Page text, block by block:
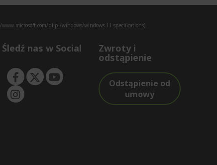
pl-pl/windows/windows-11-specifications).
Śledź nas w Social Zwroty i
odstąpienie
Odstąpienie od
umowy